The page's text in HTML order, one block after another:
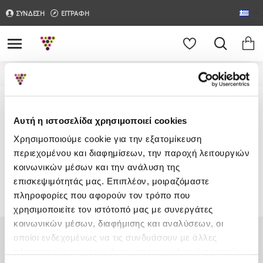
Αυτή η ιστοσελίδα χρησιμοποιεί cookies
Χρησιμοποιούμε cookie για την εξατομίκευση
περιεχομένου και διαφημίσεων, την παροχή λειτουργιών
κοινωνικών μέσων και την ανάλυση της
επισκεψιμότητάς μας. Επιπλέον, μοιραζόμαστε
πληροφορίες που αφορούν τον τρόπο που
χρησιμοποιείτε τον ιστότοπό μας με συνεργάτες
κοινωνικών μέσων, διαφήμισης και αναλύσεων, οι
οποίοι ενδεχομένως να τις συνδυάσουν με άλλες
ΣΥΝΔΕΣΗ ΕΓΓΡΑΦΗ
Βατίστας - Οινοποιείο
Βατίστας - Οινοποιείο
Δεν υπάρχουν προϊόντα για εμφάνιση.